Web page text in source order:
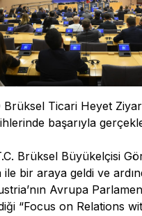
Brüksel Ticari Heyet
başarıyla
Brüksel Büyükelçisi
ile bir araya geldi ve
Avrupa
“Focus on Relations